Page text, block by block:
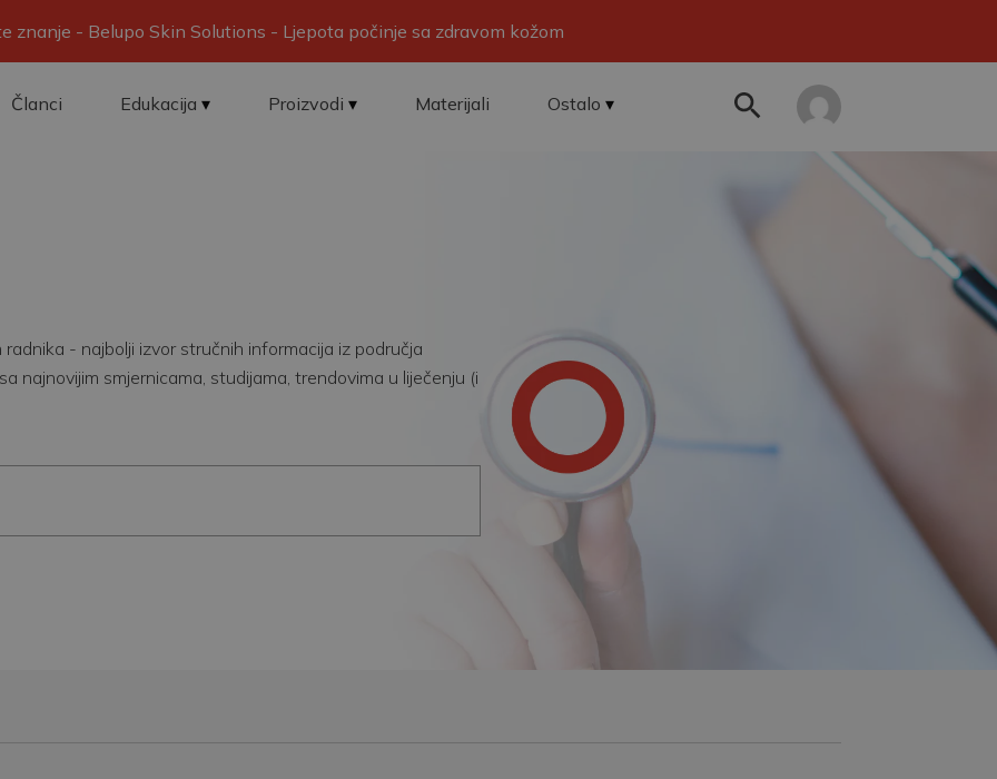
znanje - Belupo Skin Solutions - Ljepota počinje sa zdravom kožom
Članci Edukacija Proizvodi Materijali Ostalo
- najbolji izvor stručnih informacija iz područja
najnovijim smjernicama, studijama, trendovima u liječenju (i